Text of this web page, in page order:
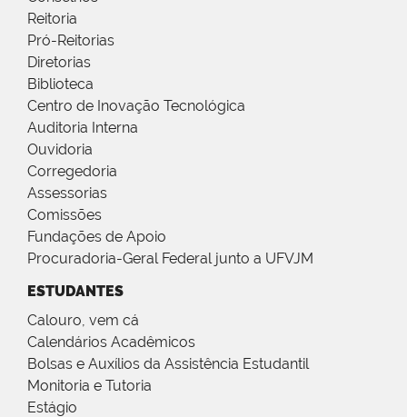
Reitoria
Pró-Reitorias
Diretorias
Biblioteca
Centro de Inovação Tecnológica
Auditoria Interna
Ouvidoria
Corregedoria
Assessorias
Comissões
Fundações de Apoio
Procuradoria-Geral Federal junto a UFVJM
ESTUDANTES
Calouro, vem cá
Calendários Acadêmicos
Bolsas e Auxílios da Assistência Estudantil
Monitoria e Tutoria
Estágio